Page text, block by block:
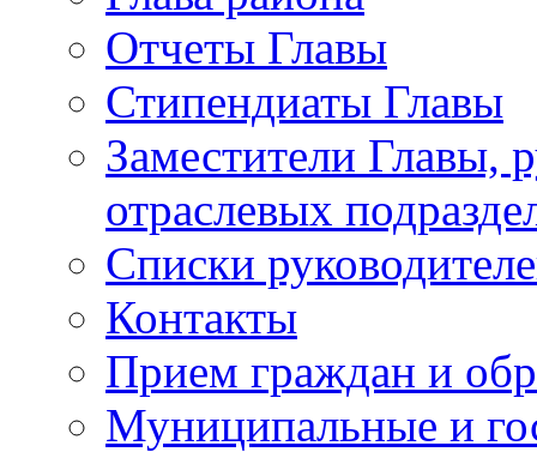
Отчеты Главы
Стипендиаты Главы
Заместители Главы,
отраслевых
Списки
Контакты
Прием граждан и
Муниципальные и